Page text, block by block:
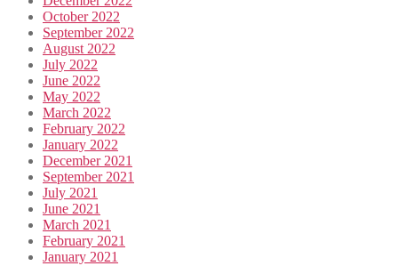
October 2022
September 2022
August 2022
July 2022
June 2022
May 2022
March 2022
February 2022
January 2022
December 2021
September 2021
July 2021
June 2021
March 2021
February 2021
January 2021